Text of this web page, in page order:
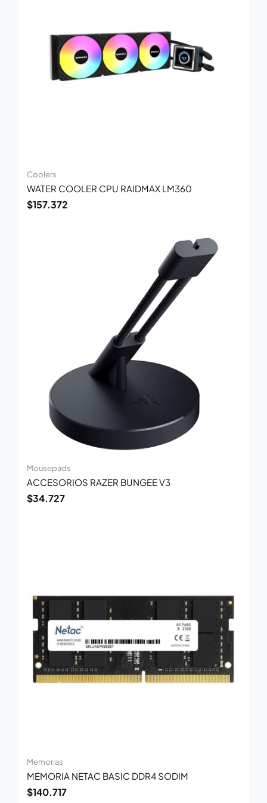
Coolers
WATER COOLER CPU RAIDMAX LM360
$157.372
Mousepads
ACCESORIOS RAZER BUNGEE V3
$34.727
Memorias
MEMORIA NETAC BASIC DDR4 SODIM
$140.717